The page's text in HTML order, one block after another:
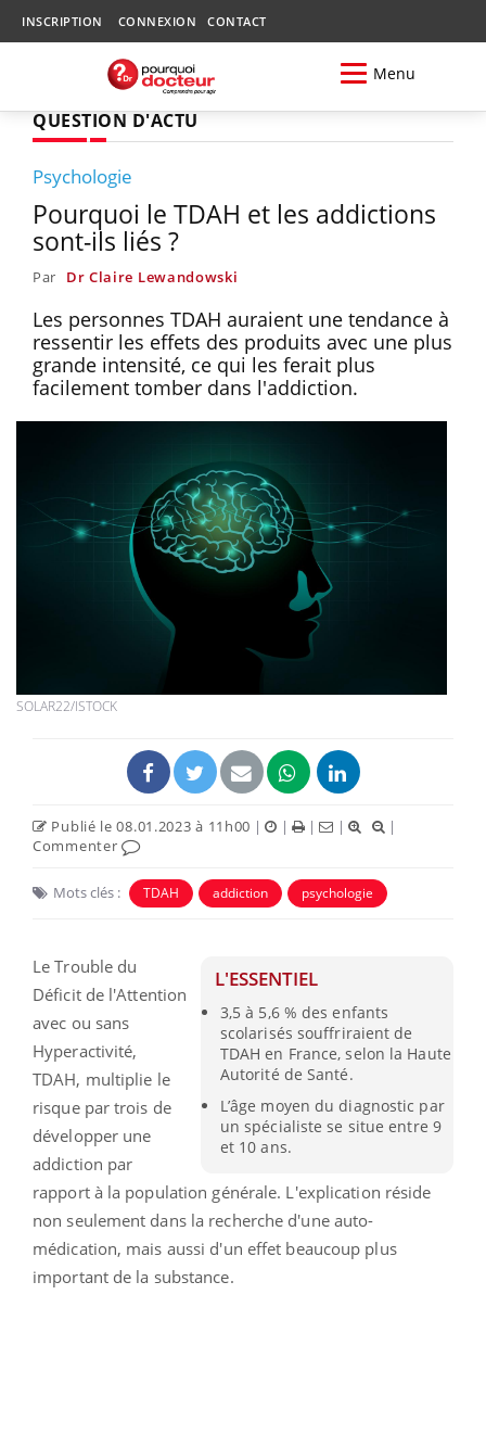
INSCRIPTION CONNEXION CONTACT
Menu
QUESTION D'ACTU
Psychologie
Pourquoi le TDAH et les addictions
sont-ils liés ?
Par Dr Claire Lewandowski
Les personnes TDAH auraient une tendance à
ressentir les effets des produits avec une plus
grande intensité, ce qui les ferait plus
facilement tomber dans l'addiction.
SOLAR22/ISTOCK
Publié le 08.01.2023 à 11h00 | | | |
|
Commenter
Mots clés : TDAH addiction psychologie
L'ESSENTIEL
3,5 à 5,6 % des enfants
scolarisés souffriraient de
TDAH en France, selon la Haute
Autorité de Santé.
L’âge moyen du diagnostic par
un spécialiste se situe entre 9
et 10 ans.
Le Trouble du
Déficit de l'Attention
avec ou sans
Hyperactivité,
TDAH, multiplie le
risque par trois de
développer une
addiction par
rapport à la population générale. L'explication réside
non seulement dans la recherche d'une auto-
médication, mais aussi d'un effet beaucoup plus
important de la substance.